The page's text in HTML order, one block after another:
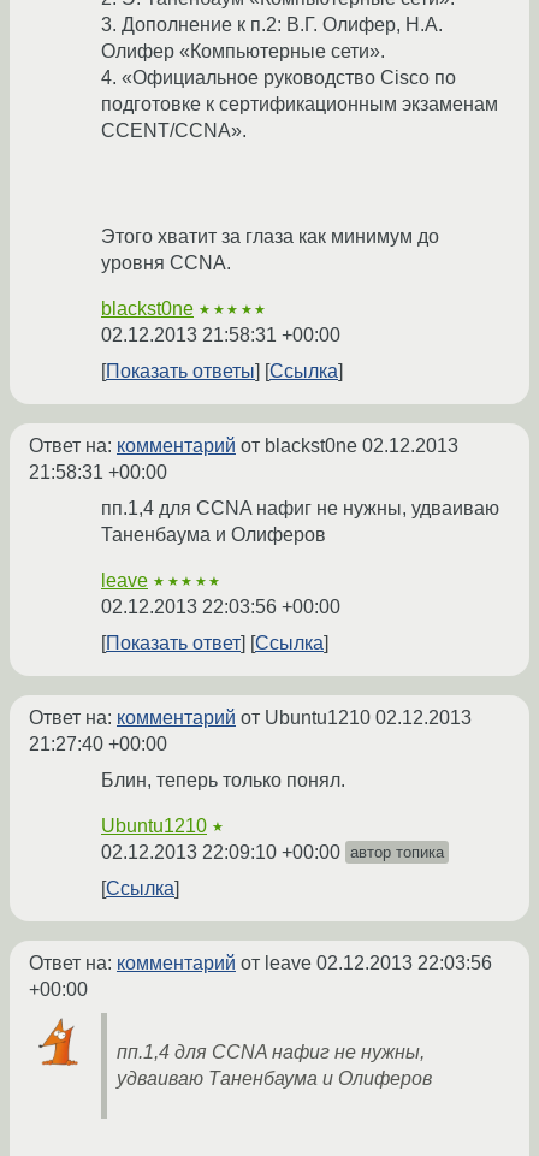
3. Дополнение к п.2: В.Г. Олифер, Н.А.
Олифер «Компьютерные сети».
4. «Официальное руководство Cisco по
подготовке к сертификационным экзаменам
CCENT/CCNA».
Этого хватит за глаза как минимум до
уровня CCNA.
blackst0ne ★★★★★
02.12.2013 21:58:31 +00:00
Показать ответы
Ссылка
Ответ на: комментарий от blackst0ne 02.12.2013
21:58:31 +00:00
пп.1,4 для CCNA нафиг не нужны, удваиваю
Таненбаума и Олиферов
leave ★★★★★
02.12.2013 22:03:56 +00:00
Показать ответ
Ссылка
Ответ на: комментарий от Ubuntu1210 02.12.2013
21:27:40 +00:00
Блин, теперь только понял.
Ubuntu1210 ★
02.12.2013 22:09:10 +00:00 автор топика
Ссылка
Ответ на: комментарий от leave 02.12.2013 22:03:56
+00:00
пп.1,4 для CCNA нафиг не нужны,
удваиваю Таненбаума и Олиферов